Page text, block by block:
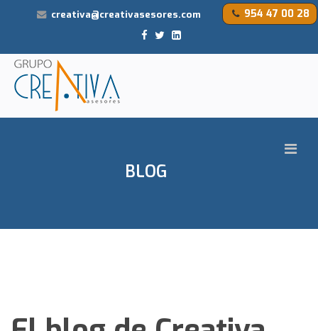
954 47 00 28
creativa@creativasesores.com
BLOG